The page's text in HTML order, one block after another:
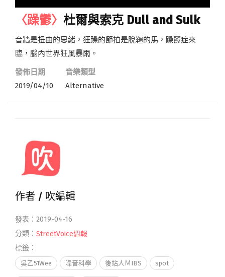
〈躁鬱〉 杜爾與索克 Dull and Sulk
音牆是扭曲的思緒，狂躁的節拍是脫韁的馬，躁鬱症來
臨，腦內世界狂風暴雨。
發佈日期
2019/04/10
音樂類型
Alternative
作者 / 吹編輯
發表：2019-04-16
分類： StreetVoice週報
標籤：
吳乙51Wee 噪音科學 後站人ＭIBS spot